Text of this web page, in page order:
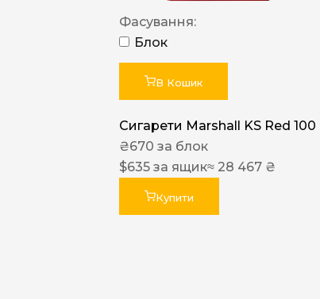
Фасування:
Блок
В Кошик
Сигарети Marshall KS Red 100
₴670 за блок
$635 за ящик≈ 28 467 ₴
Купити